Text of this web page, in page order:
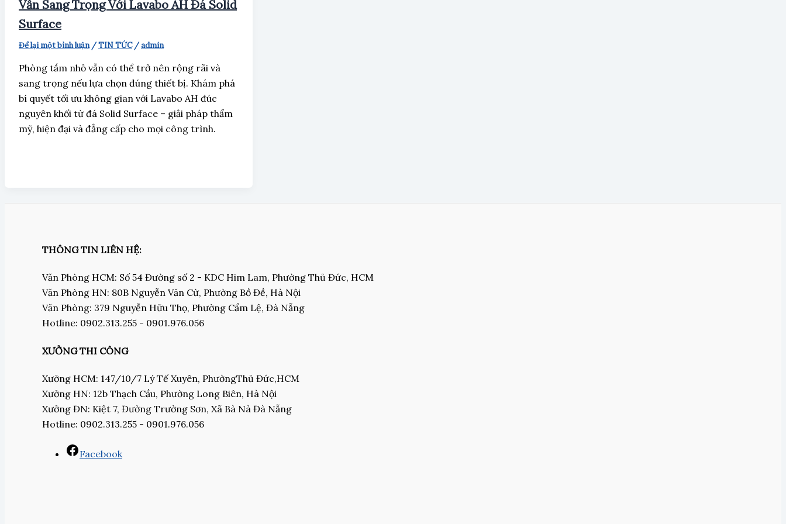
Vẫn Sang Trọng Với Lavabo AH Đá Solid
Surface
Để lại một bình luận /TIN TỨC/admin
Phòng tắm nhỏ vẫn có thể trở nên rộng rãi và
sang trọng nếu lựa chọn đúng thiết bị. Khám phá
bí quyết tối ưu không gian với Lavabo AH đúc
nguyên khối từ đá Solid Surface – giải pháp thẩm
mỹ, hiện đại và đẳng cấp cho mọi công trình.
THÔNG TIN LIÊN HỆ:
Văn Phòng HCM: Số 54 Đường số 2 - KDC Him Lam, Phường Thủ Đức, HCM
Văn Phòng HN: 80B Nguyễn Văn Cừ, Phường Bồ Đề, Hà Nội
Văn Phòng: 379 Nguyễn Hữu Thọ, Phường Cẩm Lệ, Đà Nẵng
Hotline: 0902.313.255 - 0901.976.056
XƯỞNG THI CÔNG
Xưởng HCM: 147/10/7 Lý Tế Xuyên, PhườngThủ Đức,HCM
Xưởng HN: 12b Thạch Cầu, Phường Long Biên, Hà Nội
Xưởng ĐN: Kiệt 7, Đường Trường Sơn, Xã Bà Nà Đà Nẵng
Hotline: 0902.313.255 - 0901.976.056
Facebook